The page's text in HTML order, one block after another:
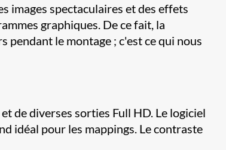
images spectaculaires et des effets
graphiques. De ce fait, la
pendant le montage ; c'est ce qui nous
de diverses sorties Full HD. Le logiciel
idéal pour les mappings. Le contraste